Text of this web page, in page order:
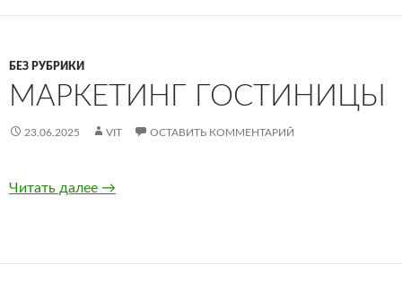
БЕЗ РУБРИКИ
МАРКЕТИНГ ГОСТИНИЦЫ
23.06.2025 VIT ОСТАВИТЬ КОММЕНТАРИЙ
Читать далее Маркетинг гостиницы
→